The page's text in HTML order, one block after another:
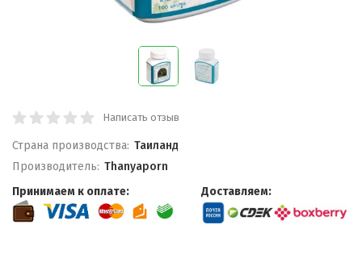
Написать отзыв
Страна производства: Таиланд
Производитель: Thanyaporn
Принимаем к оплате:
Доставляем: